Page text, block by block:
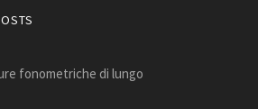
fonometriche di lungo